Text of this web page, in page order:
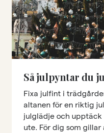
Så julpyntar du
Fixa julfint i
altanen för en riktig
julglädje och
ute. För dig som